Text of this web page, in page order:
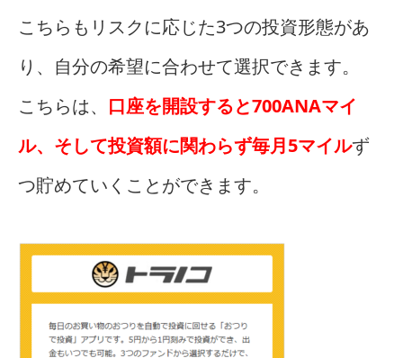
こちらもリスクに応じた3つの投資形態があ
り、自分の希望に合わせて選択できます。
こちらは、 口座を開設すると700ANAマイ
ル、そして投資額に関わらず毎月5マイルず
つ貯めていくことができます。